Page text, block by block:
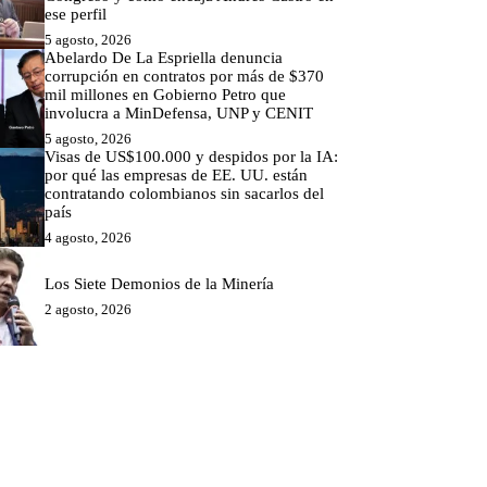
ese perfil
5 agosto, 2026
Abelardo De La Espriella denuncia
corrupción en contratos por más de $370
mil millones en Gobierno Petro que
involucra a MinDefensa, UNP y CENIT
5 agosto, 2026
Visas de US$100.000 y despidos por la IA:
por qué las empresas de EE. UU. están
contratando colombianos sin sacarlos del
país
4 agosto, 2026
Los Siete Demonios de la Minería
2 agosto, 2026